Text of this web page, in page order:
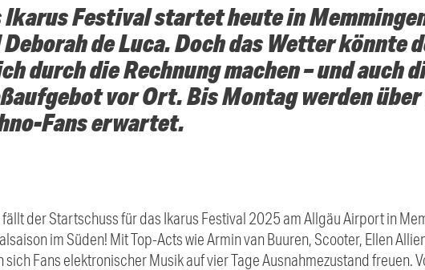
Ikarus Festival startet heute in
de Luca. Doch das Wetter könnte
durch die Rechnung machen – und auch
vor Ort. Bis Montag werden
Fans erwartet.
der Startschuss für das Ikarus Festival 2025 am Allgäu Airport in
im Süden! Mit Top-Acts wie Armin van Buuren, Scooter, Ellen
sich Fans elektronischer Musik auf vier Tage Ausnahmezustand freuen.